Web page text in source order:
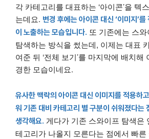
각 카테고리를 대표하는 ‘아이콘’을 텍
는데요. 변경 후에는 아이콘 대신 ‘이미지’
이 노출하는 모습입니다. 또 기존에는 스
탐색하는 방식을 썼는데, 이제는 대표
여준 뒤 ‘전체 보기’를 마지막에 배치해
경한 모습이네요.
유사한 맥락의 아이콘 대신 이미지를 적용하
워 기존 대비 카테고리 별 구분이 쉬워졌다는
생각해요. 게다가 기존 스와이프 탐색은
테고리가 나올지 모른다는 점에서 빠